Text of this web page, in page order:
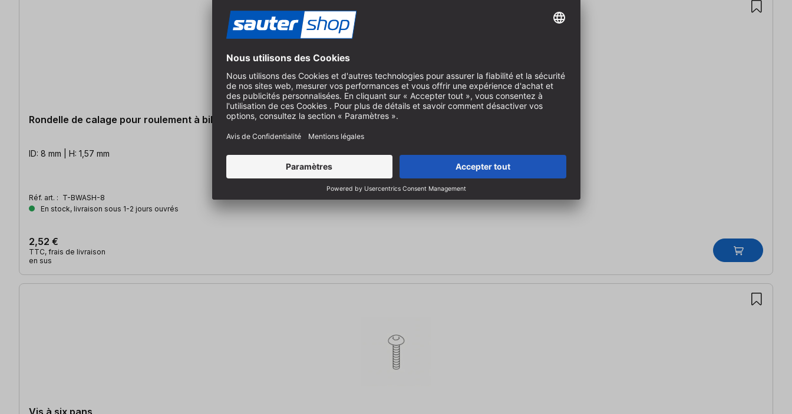
Rondelle de calage pour roulement à billes
ID: 8 mm | H: 1,57 mm
Réf. art. : T-BWASH-8
En stock, livraison sous 1-2 jours ouvrés
2,52 €
TTC, frais de livraison
en sus